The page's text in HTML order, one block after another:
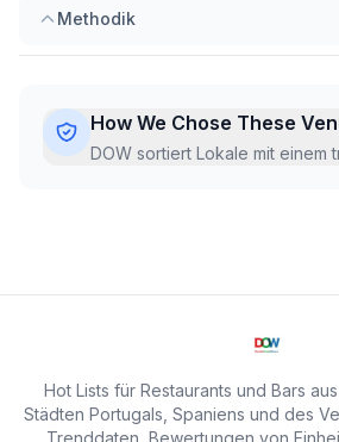
Solar dos Bicos
Methodik
How We Chose These
DOW sortiert Lokale mit einem
Hot Lists für Restaurants und Bars
Städten Portugals, Spaniens und des
Trenddaten, Bewertungen von